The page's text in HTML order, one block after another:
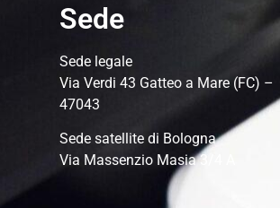
Sede
Sede legale
Via Verdi 43 Gatteo a Mare (FC) –
47043
Sede satellite di Bologna
Via Massenzio Masia 3/4 A